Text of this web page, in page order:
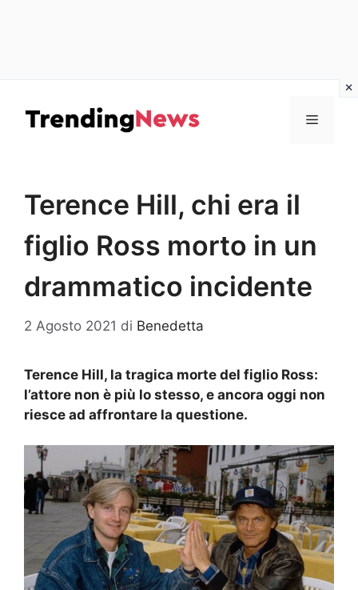
contenuto
Menu
Terence Hill, chi era il
figlio Ross morto in un
drammatico incidente
2 Agosto 2021 di Benedetta
Terence Hill, la tragica morte del figlio Ross:
l’attore non è più lo stesso, e ancora oggi non
riesce ad affrontare la questione.